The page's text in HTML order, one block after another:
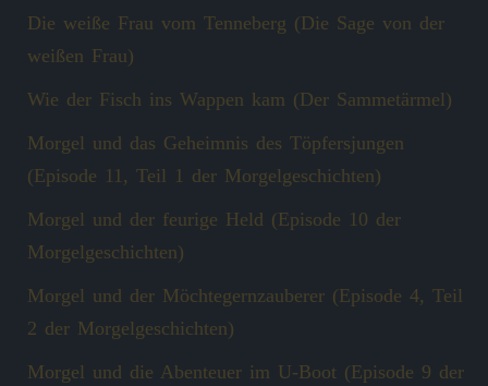
Die weiße Frau vom Tenneberg (Die Sage von der
weißen Frau)
Wie der Fisch ins Wappen kam (Der Sammetärmel)
Morgel und das Geheimnis des Töpfersjungen
(Episode 11, Teil 1 der Morgelgeschichten)
Morgel und der feurige Held (Episode 10 der
Morgelgeschichten)
Morgel und der Möchtegernzauberer (Episode 4, Teil
2 der Morgelgeschichten)
Morgel und die Abenteuer im U-Boot (Episode 9 der